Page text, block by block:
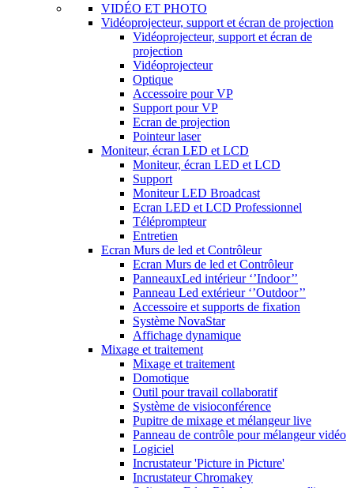
VIDÉO ET PHOTO
Vidéoprojecteur, support et écran de projection
Vidéoprojecteur, support et écran de
projection
Vidéoprojecteur
Optique
Accessoire pour VP
Support pour VP
Ecran de projection
Pointeur laser
Moniteur, écran LED et LCD
Moniteur, écran LED et LCD
Support
Moniteur LED Broadcast
Ecran LED et LCD Professionnel
Téléprompteur
Entretien
Ecran Murs de led et Contrôleur
Ecran Murs de led et Contrôleur
PanneauxLed intérieur ‘’Indoor’’
Panneau Led extérieur ‘’Outdoor’’
Accessoire et supports de fixation
Système NovaStar
Affichage dynamique
Mixage et traitement
Mixage et traitement
Domotique
Outil pour travail collaboratif
Système de visioconférence
Pupitre de mixage et mélangeur live
Panneau de contrôle pour mélangeur vidéo
Logiciel
Incrustateur 'Picture in Picture'
Incrustateur Chromakey